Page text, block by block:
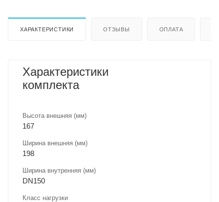
ХАРАКТЕРИСТИКИ ОТЗЫВЫ ОПЛАТА
Характеристики
комплекта
Высота внешняя (мм)
167
Ширина внешняя (мм)
198
Ширина внутренняя (мм)
DN150
Класс нагрузки